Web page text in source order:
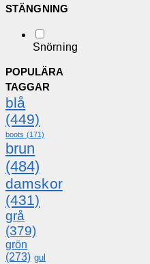
STÄNGNING
Snörning
POPULÄRA
TAGGAR
blå
(449)
boots (171)
brun
(484)
damskor
(431)
grå
(379)
grön
(273) gul